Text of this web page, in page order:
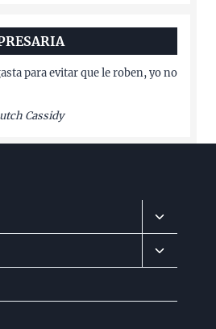
para evitar que le roben, yo no
Cassidy
Alternar
menú
hijo
Alternar
menú